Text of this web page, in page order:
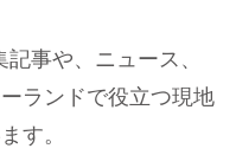
事や、ニュース、
ランドで役立つ現地
す。